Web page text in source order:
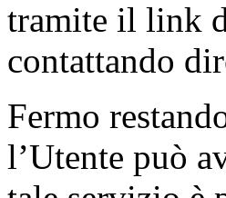
tramite il link
contattando
Fermo
l’Utente può